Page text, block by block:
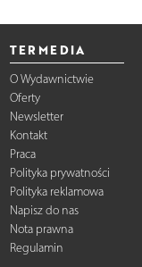
TERMEDIA
O Wydawnictwie
Oferty
Newsletter
Kontakt
Praca
Polityka prywatności
Polityka reklamowa
Napisz do nas
Nota prawna
Regulamin